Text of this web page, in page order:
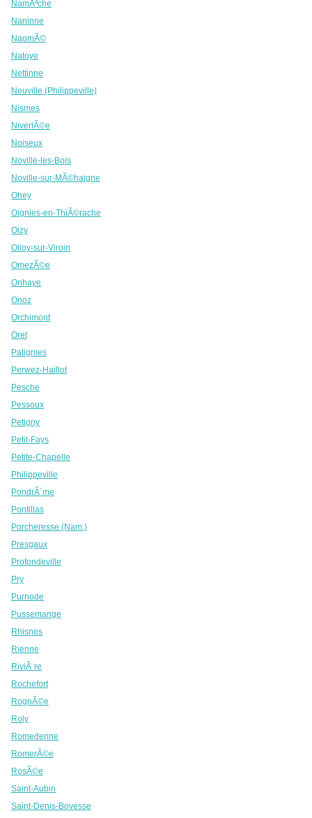
NamÃªche
Naninne
NaomÃ©
Natoye
Nettinne
Neuville (Philippeville)
Nismes
NiverlÃ©e
Noiseux
Noville-les-Bois
Noville-sur-MÃ©haigne
Ohey
Oignies-en-ThiÃ©rache
Oizy
Olloy-sur-Viroin
OmezÃ©e
Onhaye
Onoz
Orchimont
Oret
Patignies
Perwez-Haillot
Pesche
Pessoux
Petigny
Petit-Fays
Petite-Chapelle
Philippeville
PondrÃ´me
Pontillas
Porcheresse (Nam.)
Presgaux
Profondeville
Pry
Purnode
Pussemange
Rhisnes
Rienne
RiviÃ¨re
Rochefort
RognÃ©e
Roly
Romedenne
RomerÃ©e
RosÃ©e
Saint-Aubin
Saint-Denis-Bovesse